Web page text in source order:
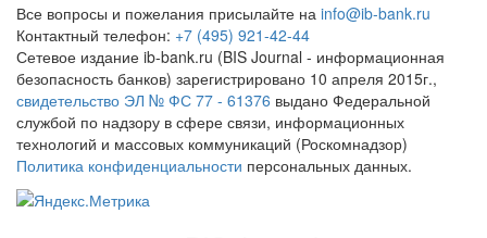
Все вопросы и пожелания присылайте на info@ib-bank.ru
Контактный телефон: +7 (495) 921-42-44
Сетевое издание ib-bank.ru (BIS Journal - информационная
безопасность банков) зарегистрировано 10 апреля 2015г.,
свидетельство ЭЛ № ФС 77 - 61376 выдано Федеральной
службой по надзору в сфере связи, информационных
технологий и массовых коммуникаций (Роскомнадзор)
Политика конфиденциальности персональных данных.